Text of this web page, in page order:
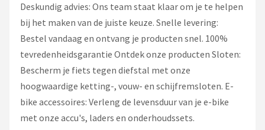
Deskundig advies: Ons team staat klaar om je te helpen
bij het maken van de juiste keuze. Snelle levering:
Bestel vandaag en ontvang je producten snel. 100%
tevredenheidsgarantie Ontdek onze producten Sloten:
Bescherm je fiets tegen diefstal met onze
hoogwaardige ketting-, vouw- en schijfremsloten. E-
bike accessoires: Verleng de levensduur van je e-bike
met onze accu's, laders en onderhoudssets.